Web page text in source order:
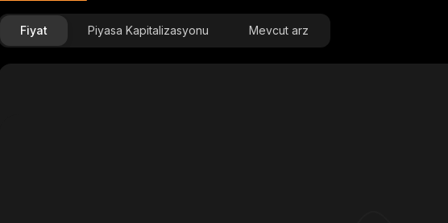
Fiyat Piyasa Kapitalizasyonu Mevcut arz